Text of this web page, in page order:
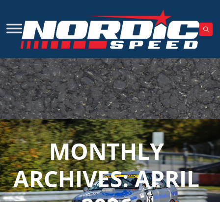
MONTHLY
ARCHIVES:APRIL